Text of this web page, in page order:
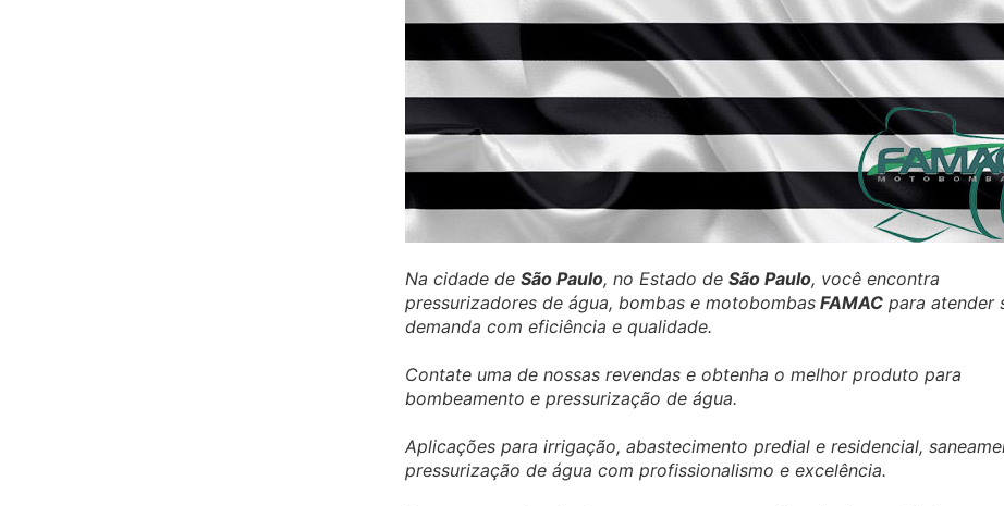
Na cidade de São Paulo, no Estado de São Paulo, você encontra
pressurizadores de água, bombas e motobombas FAMAC para atender
demanda com eficiência e qualidade.
Contate uma de nossas revendas e obtenha o melhor produto para
bombeamento e pressurização de água.
Aplicações para irrigação, abastecimento predial e residencial,
pressurização de água com profissionalismo e excelência.